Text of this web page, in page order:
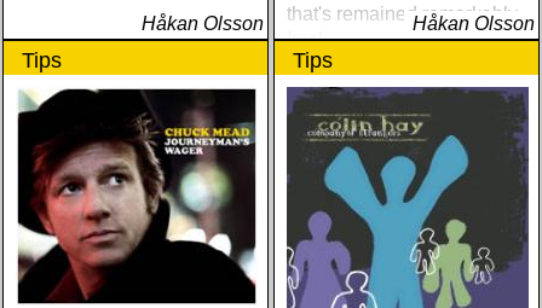
Håkan Olsson
that's remained remarkably
fresh
Håkan Olsson
Tips Tips